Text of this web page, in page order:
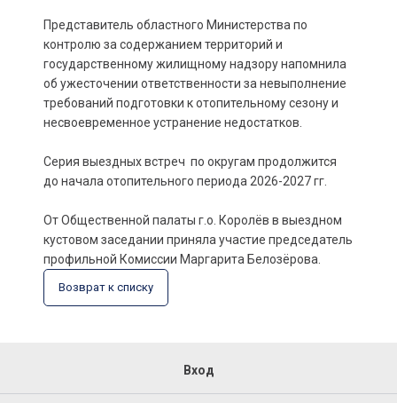
Представитель областного Министерства по
контролю за содержанием территорий и
государственному жилищному надзору напомнила
об ужесточении ответственности за невыполнение
требований подготовки к отопительному сезону и
несвоевременное устранение недостатков.
Серия выездных встреч по округам продолжится
до начала отопительного периода 2026-2027 гг.
От Общественной палаты г.о. Королёв в выездном
кустовом заседании приняла участие председатель
профильной Комиссии Маргарита Белозёрова.
Возврат к списку
Вход